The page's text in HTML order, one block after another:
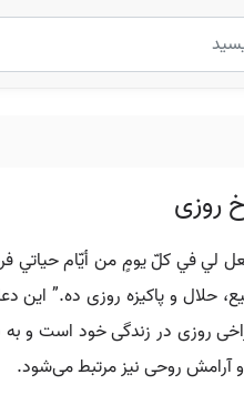
روزی
في كلّ يومٍ من أيّام حياتي فرجًا
حلال و پاکیزه روزی ده.”
روزی در زندگی خود است و به
آرامش روحی نیز مرتبط می‌شود.